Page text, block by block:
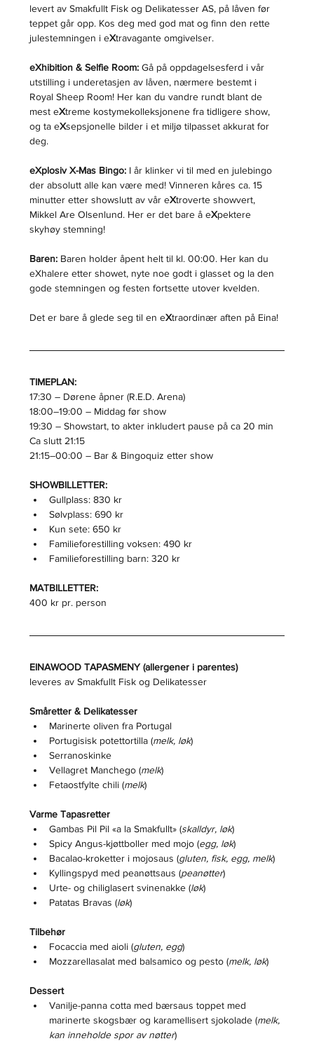
levert av Smakfullt Fisk og Delikatesser AS, på låven før
teppet går opp. Kos deg med god mat og finn den rette
julestemningen i eXtravagante omgivelser.
eXhibition & Selfie Room: Gå på oppdagelsesferd i vår
utstilling i underetasjen av låven, nærmere bestemt i
Royal Sheep Room! Her kan du vandre rundt blant de
mest eXtreme kostymekolleksjonene fra tidligere show,
og ta eXsepsjonelle bilder i et miljø tilpasset akkurat for
deg.
eXplosiv X-Mas Bingo: I år klinker vi til med en julebingo
der absolutt alle kan være med! Vinneren kåres ca. 15
minutter etter showslutt av vår eXtroverte showvert,
Mikkel Are Olsenlund. Her er det bare å eXpektere
skyhøy stemning!
Baren: Baren holder åpent helt til kl. 00:00. Her kan du
eXhalere etter showet, nyte noe godt i glasset og la den
gode stemningen og festen fortsette utover kvelden.
Det er bare å glede seg til en eXtraordinær aften på Eina!
TIMEPLAN:
17:30 – Dørene åpner (R.E.D. Arena)
18:00–19:00 – Middag før show
19:30 – Showstart, to akter inkludert pause på ca 20 min
Ca slutt 21:15
21:15–00:00 – Bar & Bingoquiz etter show
SHOWBILLETTER:
Gullplass: 830 kr
Sølvplass: 690 kr
Kun sete: 650 kr
Familieforestilling voksen: 490 kr
Familieforestilling barn: 320 kr
MATBILLETTER:
400 kr pr. person
EINAWOOD TAPASMENY (allergener i parentes)
leveres av Smakfullt Fisk og Delikatesser
Småretter & Delikatesser
Marinerte oliven fra Portugal
Portugisisk potettortilla (melk, løk)
Serranoskinke
Vellagret Manchego (melk)
Fetaostfylte chili (melk)
Varme Tapasretter
Gambas Pil Pil «a la Smakfullt» (skalldyr, løk)
Spicy Angus-kjøttboller med mojo (egg, løk)
Bacalao-kroketter i mojosaus (gluten, fisk, egg, melk)
Kyllingspyd med peanøttsaus (peanøtter)
Urte- og chiliglasert svinenakke (løk)
Patatas Bravas (løk)
Tilbehør
Focaccia med aioli (gluten, egg)
Mozzarellasalat med balsamico og pesto (melk, løk)
Dessert
Vanilje-panna cotta med bærsaus toppet med
marinerte skogsbær og karamellisert sjokolade (melk,
kan inneholde spor av nøtter)